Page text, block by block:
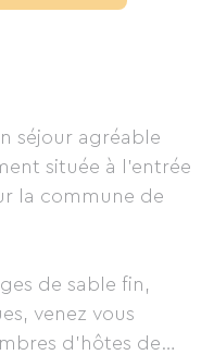
séjour agréable
située à l'entrée
la commune de
de sable fin,
venez vous
d'hôtes de